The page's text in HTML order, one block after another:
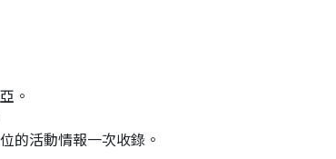
。
的活動情報一次收錄。